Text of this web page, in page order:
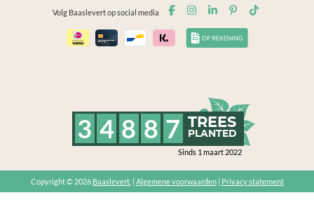
Volg Baaslevert op social media
3 4 8 8 7 TREES
PLANTED
Sinds 1 maart 2022
Copyright © 2026 Baaslevert. | Algemene voorwaarden| Privacy statement